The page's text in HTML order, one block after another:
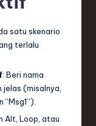
satu skenario
terlalu
: Beri nama
jelas (misalnya,
“Msg1”).
Alt Loop , atau